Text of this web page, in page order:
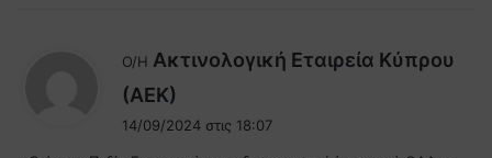
Ο/Η Ακτινολογική Εταιρεία Κύπρου
(ΑΕΚ)
έ
14/09/2024 στις 18:07